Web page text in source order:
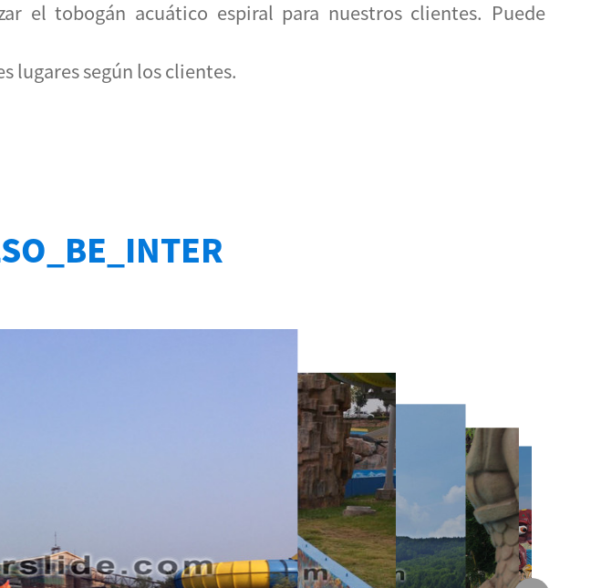
el tobogán acuático espiral para nuestros clientes. Puede
lugares según los clientes.